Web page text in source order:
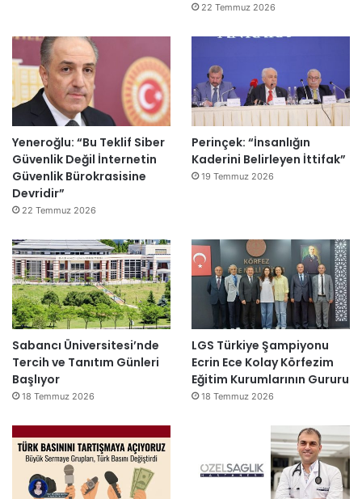
22 Temmuz 2026
Yeneroğlu: “Bu Teklif Siber
Güvenlik Değil İnternetin
Güvenlik Bürokrasisine
Devridir”
22 Temmuz 2026
Perinçek: “İnsanlığın
Kaderini Belirleyen İttifak”
19 Temmuz 2026
Sabancı Üniversitesi’nde
Tercih ve Tanıtım Günleri
Başlıyor
18 Temmuz 2026
LGS Türkiye Şampiyonu
Ecrin Ece Kolay Körfezim
Eğitim Kurumlarının Gururu
18 Temmuz 2026